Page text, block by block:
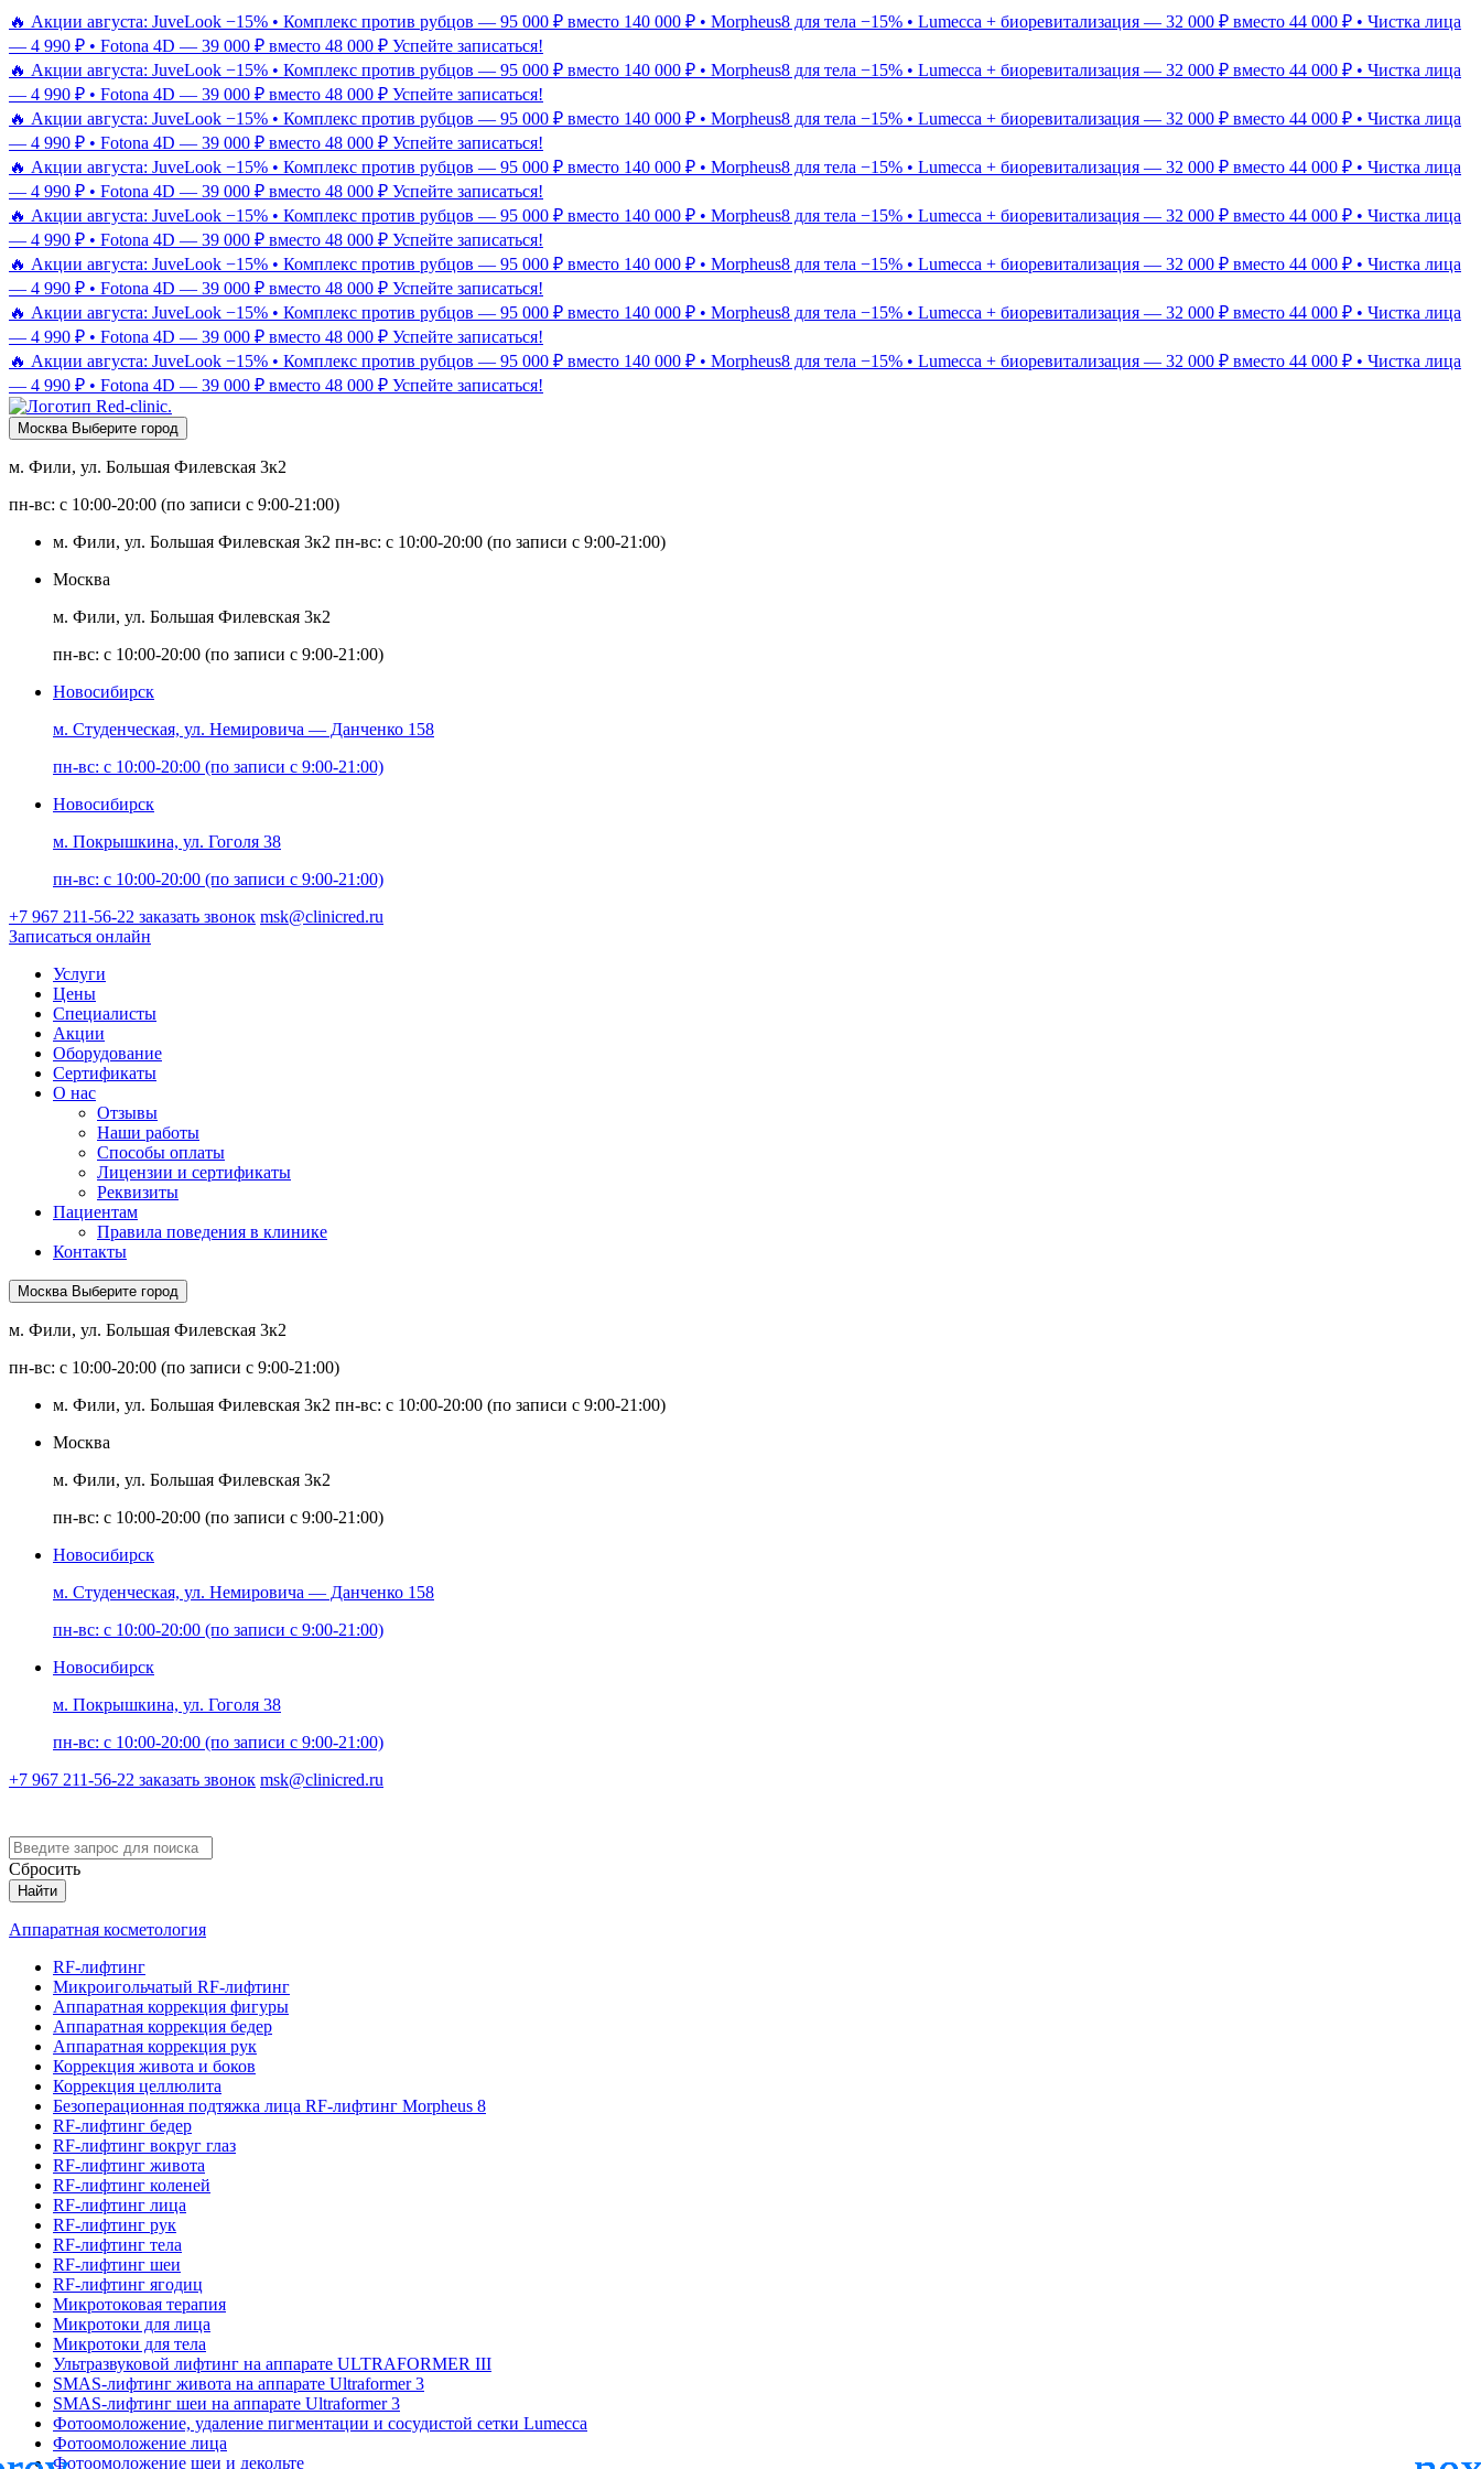
🔥 Акции августа: JuveLook −15% • Комплекс против рубцов — 95 000 ₽ вместо 140 000 ₽ • Morpheus8 для тела −15% • Lumecca + биоревитализация — 32 000 ₽ вместо 44 000 ₽ • Чистка лица
— 4 990 ₽ • Fotona 4D — 39 000 ₽ вместо 48 000 ₽ Успейте записаться!
🔥 Акции августа: JuveLook −15% • Комплекс против рубцов — 95 000 ₽ вместо 140 000 ₽ • Morpheus8 для тела −15% • Lumecca + биоревитализация — 32 000 ₽ вместо 44 000 ₽ • Чистка лица
— 4 990 ₽ • Fotona 4D — 39 000 ₽ вместо 48 000 ₽ Успейте записаться!
🔥 Акции августа: JuveLook −15% • Комплекс против рубцов — 95 000 ₽ вместо 140 000 ₽ • Morpheus8 для тела −15% • Lumecca + биоревитализация — 32 000 ₽ вместо 44 000 ₽ • Чистка лица
— 4 990 ₽ • Fotona 4D — 39 000 ₽ вместо 48 000 ₽ Успейте записаться!
🔥 Акции августа: JuveLook −15% • Комплекс против рубцов — 95 000 ₽ вместо 140 000 ₽ • Morpheus8 для тела −15% • Lumecca + биоревитализация — 32 000 ₽ вместо 44 000 ₽ • Чистка лица
— 4 990 ₽ • Fotona 4D — 39 000 ₽ вместо 48 000 ₽ Успейте записаться!
🔥 Акции августа: JuveLook −15% • Комплекс против рубцов — 95 000 ₽ вместо 140 000 ₽ • Morpheus8 для тела −15% • Lumecca + биоревитализация — 32 000 ₽ вместо 44 000 ₽ • Чистка лица
— 4 990 ₽ • Fotona 4D — 39 000 ₽ вместо 48 000 ₽ Успейте записаться!
🔥 Акции августа: JuveLook −15% • Комплекс против рубцов — 95 000 ₽ вместо 140 000 ₽ • Morpheus8 для тела −15% • Lumecca + биоревитализация — 32 000 ₽ вместо 44 000 ₽ • Чистка лица
— 4 990 ₽ • Fotona 4D — 39 000 ₽ вместо 48 000 ₽ Успейте записаться!
🔥 Акции августа: JuveLook −15% • Комплекс против рубцов — 95 000 ₽ вместо 140 000 ₽ • Morpheus8 для тела −15% • Lumecca + биоревитализация — 32 000 ₽ вместо 44 000 ₽ • Чистка лица
— 4 990 ₽ • Fotona 4D — 39 000 ₽ вместо 48 000 ₽ Успейте записаться!
🔥 Акции августа: JuveLook −15% • Комплекс против рубцов — 95 000 ₽ вместо 140 000 ₽ • Morpheus8 для тела −15% • Lumecca + биоревитализация — 32 000 ₽ вместо 44 000 ₽ • Чистка лица
— 4 990 ₽ • Fotona 4D — 39 000 ₽ вместо 48 000 ₽ Успейте записаться!
Москва Выберите город
м. Фили, ул. Большая Филевская 3к2
пн-вс: с 10:00-20:00 (по записи с 9:00-21:00)
м. Фили, ул. Большая Филевская 3к2 пн-вс: с 10:00-20:00 (по записи с 9:00-21:00)
Москва
м. Фили, ул. Большая Филевская 3к2
пн-вс: с 10:00-20:00 (по записи с 9:00-21:00)
Новосибирск
м. Студенческая, ул. Немировича — Данченко 158
пн-вс: с 10:00-20:00 (по записи с 9:00-21:00)
Новосибирск
м. Покрышкина, ул. Гоголя 38
пн-вс: с 10:00-20:00 (по записи с 9:00-21:00)
+7 967 211-56-22 заказать звонок msk@clinicred.ru
Записаться онлайн
Услуги
Цены
Специалисты
Акции
Оборудование
Сертификаты
О нас
Отзывы
Наши работы
Способы оплаты
Лицензии и сертификаты
Реквизиты
Пациентам
Правила поведения в клинике
Контакты
Москва Выберите город
м. Фили, ул. Большая Филевская 3к2
пн-вс: с 10:00-20:00 (по записи с 9:00-21:00)
м. Фили, ул. Большая Филевская 3к2 пн-вс: с 10:00-20:00 (по записи с 9:00-21:00)
Москва
м. Фили, ул. Большая Филевская 3к2
пн-вс: с 10:00-20:00 (по записи с 9:00-21:00)
Новосибирск
м. Студенческая, ул. Немировича — Данченко 158
пн-вс: с 10:00-20:00 (по записи с 9:00-21:00)
Новосибирск
м. Покрышкина, ул. Гоголя 38
пн-вс: с 10:00-20:00 (по записи с 9:00-21:00)
+7 967 211-56-22 заказать звонок msk@clinicred.ru
Сбросить
Найти
Аппаратная косметология
RF-лифтинг
Микроигольчатый RF-лифтинг
Аппаратная коррекция фигуры
Аппаратная коррекция бедер
Аппаратная коррекция рук
Коррекция живота и боков
Коррекция целлюлита
Безоперационная подтяжка лица RF-лифтинг Morpheus 8
RF-лифтинг бедер
RF-лифтинг вокруг глаз
RF-лифтинг живота
RF-лифтинг коленей
RF-лифтинг лица
RF-лифтинг рук
RF-лифтинг тела
RF-лифтинг шеи
RF-лифтинг ягодиц
Микротоковая терапия
Микротоки для лица
Микротоки для тела
Ультразвуковой лифтинг на аппарате ULTRAFORMER III
SMAS-лифтинг живота на аппарате Ultraformer 3
SMAS-лифтинг шеи на аппарате Ultraformer 3
Фотоомоложение, удаление пигментации и сосудистой сетки Lumecca
Фотоомоложение лица
Фотоомоложение шеи и декольте